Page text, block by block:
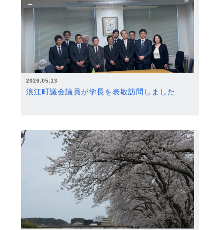
2026.05.13
浪江町議会議員が学長を表敬訪問しました